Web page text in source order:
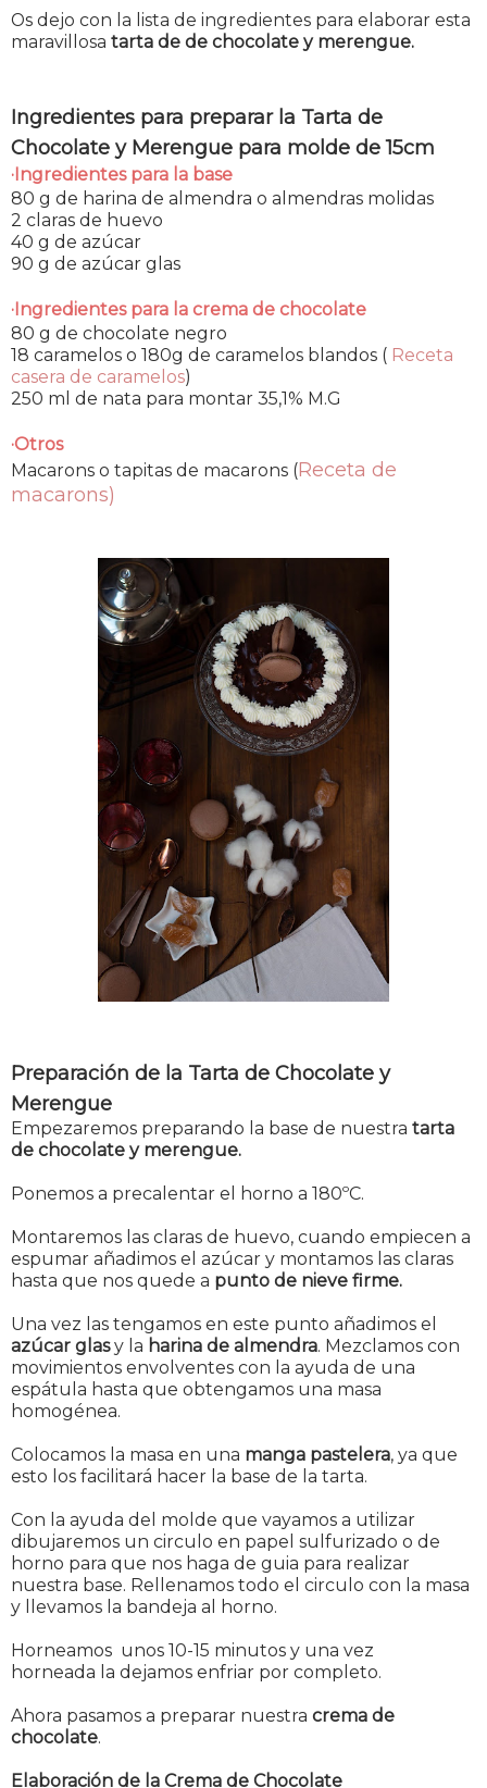
Os dejo con la lista de ingredientes para elaborar esta
maravillosa tarta de de chocolate y merengue.
Ingredientes para preparar la Tarta de
Chocolate y Merengue para molde de 15cm
·Ingredientes para la base
80 g de harina de almendra o almendras molidas
2 claras de huevo
40 g de azúcar
90 g de azúcar glas
·Ingredientes para la crema de chocolate
80 g de chocolate negro
18 caramelos o 180g de caramelos blandos ( Receta
casera de caramelos)
250 ml de nata para montar 35,1% M.G
·Otros
Macarons o tapitas de macarons (Receta de
macarons)
Preparación de la Tarta de Chocolate y
Merengue
Empezaremos preparando la base de nuestra tarta
de chocolate y merengue.
Ponemos a precalentar el horno a 180ºC.
Montaremos las claras de huevo, cuando empiecen a
espumar añadimos el azúcar y montamos las claras
hasta que nos quede a punto de nieve firme.
Una vez las tengamos en este punto añadimos el
azúcar glasy la harina de almendra. Mezclamos con
movimientos envolventes con la ayuda de una
espátula hasta que obtengamos una masa
homogénea.
Colocamos la masa en una manga pastelera, ya que
esto los facilitará hacer la base de la tarta.
Con la ayuda del molde que vayamos a utilizar
dibujaremos un circulo en papel sulfurizado o de
horno para que nos haga de guia para realizar
nuestra base. Rellenamos todo el circulo con la masa
y llevamos la bandeja al horno.
Horneamos unos 10-15 minutos y una vez
horneada la dejamos enfriar por completo.
Ahora pasamos a preparar nuestra crema de
chocolate.
Elaboración de la Crema de Chocolate